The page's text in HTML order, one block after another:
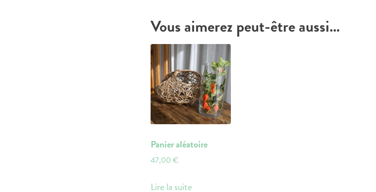
Vous aimerez peut-être aussi…
Panier aléatoire
47,00 €
Lire la suite